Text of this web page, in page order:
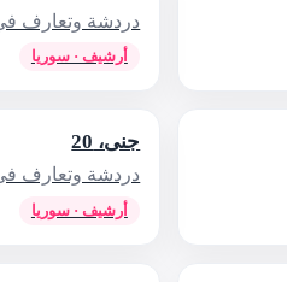
دردشة وتعارف
أرشيف · سوريا
جنى، 20
دردشة وتعارف
أرشيف · سوريا